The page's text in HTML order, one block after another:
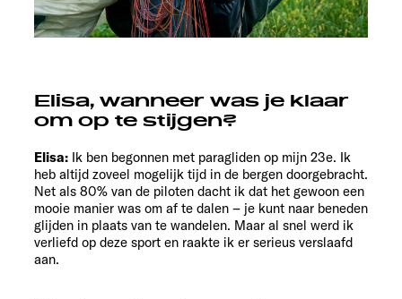
Elisa, wanneer was je klaar
om op te stijgen?
Elisa: Ik ben begonnen met paragliden op mijn 23e. Ik
heb altijd zoveel mogelijk tijd in de bergen doorgebracht.
Net als 80% van de piloten dacht ik dat het gewoon een
mooie manier was om af te dalen – je kunt naar beneden
glijden in plaats van te wandelen. Maar al snel werd ik
verliefd op deze sport en raakte ik er serieus verslaafd
aan.